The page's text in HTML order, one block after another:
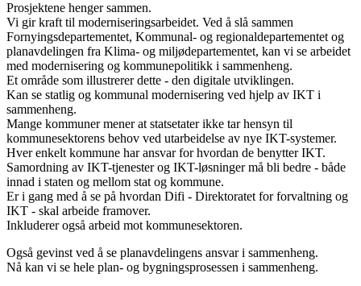
Prosjektene henger sammen.
Vi gir kraft til moderniseringsarbeidet. Ved å slå sammen
Fornyingsdepartementet, Kommunal- og regionaldepartementet og
planavdelingen fra Klima- og miljødepartementet, kan vi se arbeidet
med modernisering og kommunepolitikk i sammenheng.
Et område som illustrerer dette - den digitale utviklingen.
Kan se statlig og kommunal modernisering ved hjelp av IKT i
sammenheng.
Mange kommuner mener at statsetater ikke tar hensyn til
kommunesektorens behov ved utarbeidelse av nye IKT-systemer.
Hver enkelt kommune har ansvar for hvordan de benytter IKT.
Samordning av IKT-tjenester og IKT-løsninger må bli bedre - både
innad i staten og mellom stat og kommune.
Er i gang med å se på hvordan Difi - Direktoratet for forvaltning og
IKT - skal arbeide framover.
Inkluderer også arbeid mot kommunesektoren.
Også gevinst ved å se planavdelingens ansvar i sammenheng.
Nå kan vi se hele plan- og bygningsprosessen i sammenheng.